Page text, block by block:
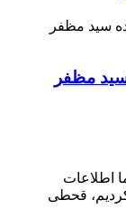
سید مظفر